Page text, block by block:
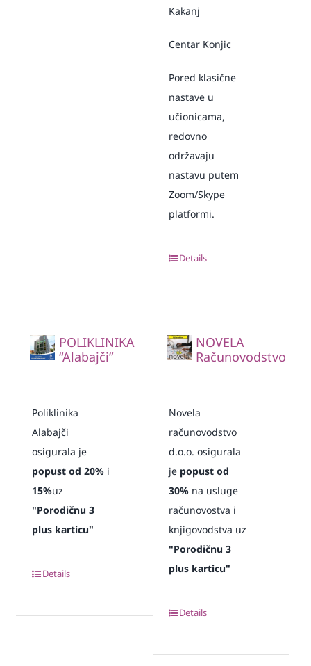
Kakanj
Centar Konjic
Pored klasične
nastave u
učionicama,
redovno
održavaju
nastavu putem
Zoom/Skype
platformi.
Details
POLIKLINIKA
“Alabajči”
Poliklinika
Alabajči
osigurala je
popust od 20%i
15%uz
"Porodičnu 3
plus karticu"
Details
NOVELA
Računovodstvo
Novela
računovodstvo
d.o.o. osigurala
je popust od
30% na usluge
računovostva i
knjigovodstva uz
"Porodičnu 3
plus karticu"
Details